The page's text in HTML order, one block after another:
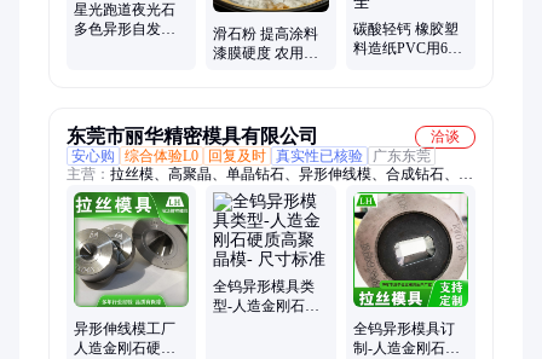
星光跑道夜光石
多色异形自发光
滑石粉 提高涂料
漆膜硬度 农用塑
碳酸轻钙 橡胶塑
料造纸PVC用600-
东莞市丽华精密模具有限公司
洽谈
安心购
综合体验L0 回复及时 真实性已核验
广东东莞
主营： 拉丝模、高聚晶、单晶钻石、异形伸线模、合成钻石、珠
三角纹、钻石镀锡、镀锡铜线、人造钻石、镀镍铜线、电热合
金、拉铜丝模具、拉铝丝模具、电线电缆设备
异形伸线模工厂
人造金刚石硬度
全钨异形模具类
型-人造金刚石硬
全钨异形模具订
制-人造金刚石大